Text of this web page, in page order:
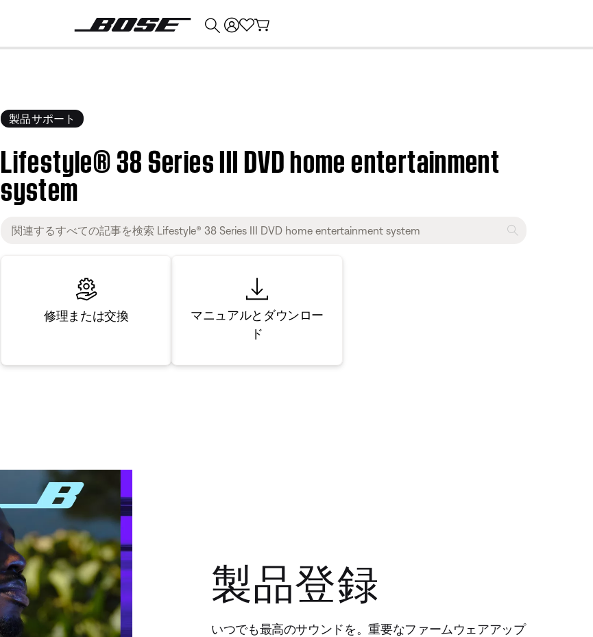
製品サポート
Lifestyle® 38 Series III DVD home entertainment
system
修理または交換
マニュアルとダウンロー
ド
製品登録
いつでも最高のサウンドを。重要なファームウェアアップ